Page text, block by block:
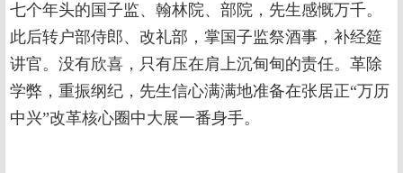
七个年头的国子监、翰林院、部院，先生感慨万千。
此后转户部侍郎、改礼部，掌国子监祭酒事，补经筵
讲官。没有欣喜，只有压在肩上沉甸甸的责任。革除
学弊，重振纲纪，先生信心满满地准备在张居正“万历
中兴”改革核心圈中大展一番身手。